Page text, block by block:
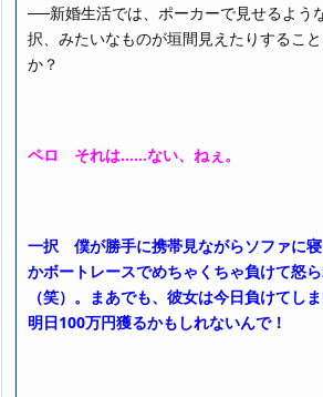
──新婚生活では、ポーカーで見せるよう
択、みたいなものが垣間見えたりするこ
か？
ペロ それは……ない、ねぇ。
一択 僕が勝手に携帯見ながらソファに
かボートレースでめちゃくちゃ負けて怒
（笑）。まあでも、彼女は今日負けてし
明日100万円獲るかもしれないんで！